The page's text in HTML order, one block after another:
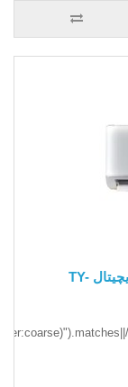
تكييف تورنيدو 2.25 حصان بارد ساخن انفرتر ديچيتال TY-